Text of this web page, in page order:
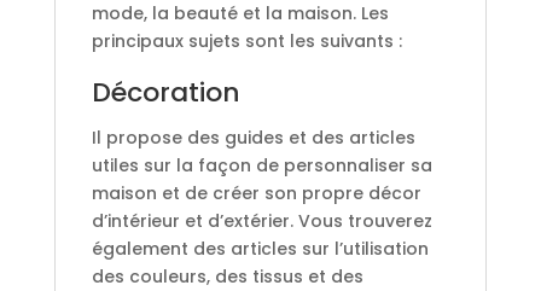
mode, la beauté et la maison. Les
principaux sujets sont les suivants :
Décoration
Il propose des guides et des articles
utiles sur la façon de personnaliser sa
maison et de créer son propre décor
d’intérieur et d’extérier. Vous trouverez
également des articles sur l’utilisation
des couleurs, des tissus et des